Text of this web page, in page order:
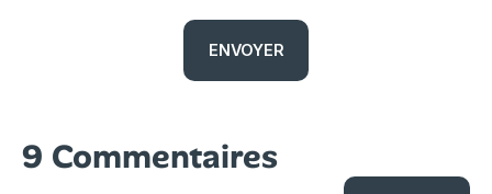
9 Commentaires